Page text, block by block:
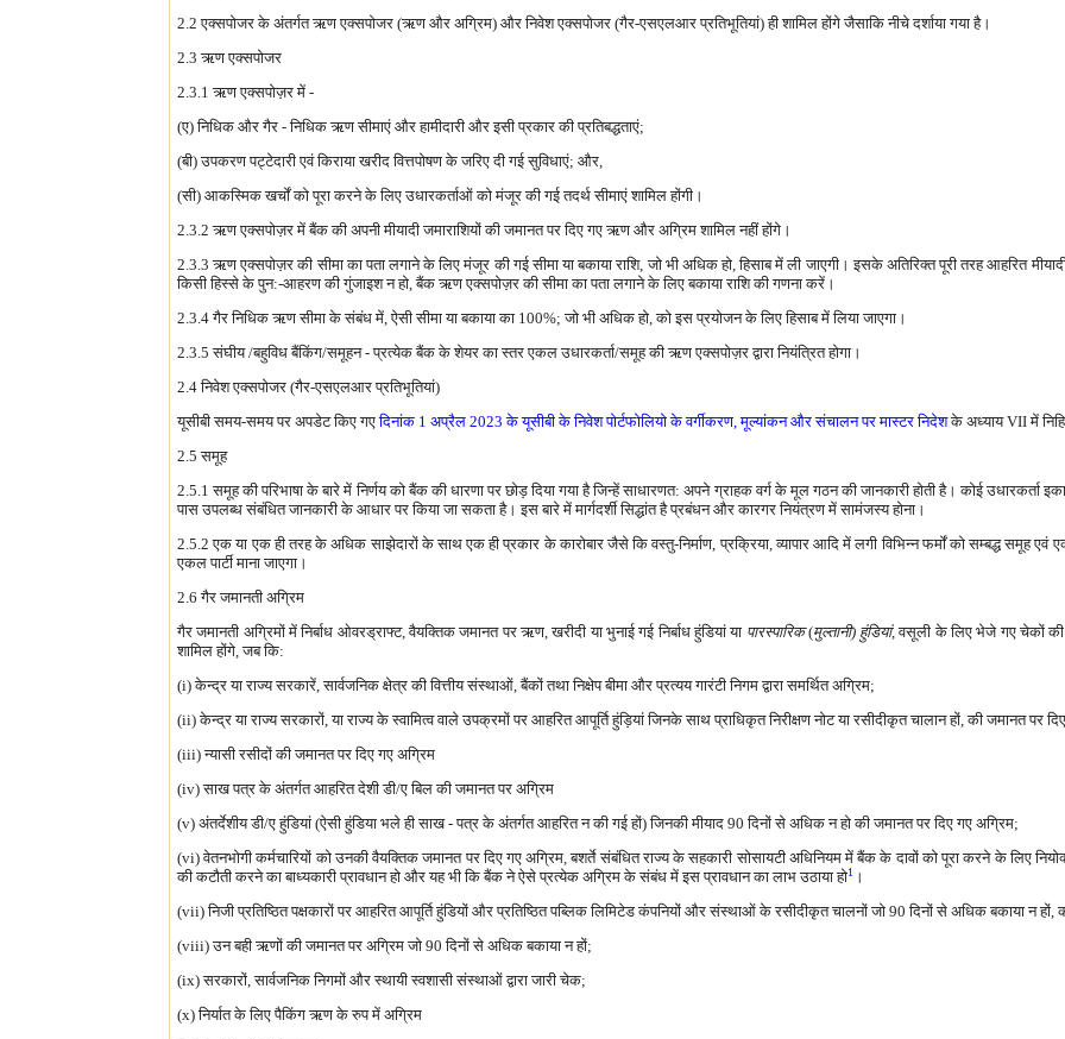
2.2 एक्सपोजर के अंतर्गत ऋण एक्सपोजर (ऋण और अग्रिम) और निवेश एक्सपोजर (गैर-एसएलआर प्रतिभूतियां) ही शामिल होंगे जैसाकि नीचे दर्शाया गया है।
2.3 ऋण एक्सपोजर
2.3.1 ऋण एक्सपोज़र में -
(ए) निधिक और गैर - निधिक ऋण सीमाएं और हामीदारी और इसी प्रकार की प्रतिबद्धताएं;
(बी) उपकरण पट्टेदारी एवं किराया खरीद वित्तपोषण के जरिए दी गई सुविधाएं; और,
(सी) आकस्मिक खर्चों को पूरा करने के लिए उधारकर्ताओं को मंजूर की गई तदर्थ सीमाएं शामिल होंगी।
2.3.2 ऋण एक्सपोज़र में बैंक की अपनी मीयादी जमाराशियों की जमानत पर दिए गए ऋण और अग्रिम शामिल नहीं होंगे।
2.3.3 ऋण एक्सपोज़र की सीमा का पता लगाने के लिए मंजूर की गई सीमा या बकाया राशि, जो भी अधिक हो, हिसाब में ली जाएगी। इसके अतिरिक्त पूरी तरह आहरित
किसी हिस्से के पुन:-आहरण की गुंजाइश न हो, बैंक ऋण एक्सपोज़र की सीमा का पता लगाने के लिए बकाया राशि की गणना करें।
2.3.4 गैर निधिक ऋण सीमा के संबंध में, ऐसी सीमा या बकाया का 100%; जो भी अधिक हो, को इस प्रयोजन के लिए हिसाब में लिया जाएगा।
2.3.5 संघीय /बहुविध बैंकिंग/समूहन - प्रत्येक बैंक के शेयर का स्तर एकल उधारकर्ता/समूह की ऋण एक्सपोज़र द्वारा नियंत्रित होगा।
2.4 निवेश एक्सपोजर (गैर-एसएलआर प्रतिभूतियां)
यूसीबी समय-समय पर अपडेट किए गएदिनांक 1 अप्रैल 2023 के यूसीबी के निवेश पोर्टफोलियो के वर्गीकरण, मूल्यांकन और संचालन पर मास्टर निदेशके अध्याय VII में निहित
2.5 समूह
2.5.1 समूह की परिभाषा के बारे में निर्णय को बैंक की धारणा पर छोड़ दिया गया है जिन्हें साधारणत: अपने ग्राहक वर्ग के मूल गठन की जानकारी होती है। कोई
पास उपलब्ध संबंधित जानकारी के आधार पर किया जा सकता है। इस बारे में मार्गदर्शी सिद्धांत है प्रबंधन और कारगर नियंत्रण में सामंजस्य होना।
2.5.2 एक या एक ही तरह के अधिक साझेदारों के साथ एक ही प्रकार के कारोबार जैसे कि वस्तु-निर्माण, प्रक्रिया, व्यापार आदि में लगी विभिन्न फर्मों को सम्बद्ध समूह एवं
एकल पार्टी माना जाएगा।
2.6 गैर जमानती अग्रिम
गैर जमानती अग्रिमों में निर्बाध ओवरड्राफ्ट, वैयक्तिक जमानत पर ऋण, खरीदी या भुनाई गई निर्बाध हुंडियां या पारस्पारिक(मुल्तानी) हुंडियां, वसूली के लिए भेजे गए चेकों
शामिल होंगे, जब कि:
(i) केन्द्र या राज्य सरकारें, सार्वजनिक क्षेत्र की वित्तीय संस्थाओं, बैंकों तथा निक्षेप बीमा और प्रत्यय गारंटी निगम द्वारा समर्थित अग्रिम;
(ii) केन्द्र या राज्य सरकारों, या राज्य के स्वामित्व वाले उपक्रमों पर आहरित आपूर्ति हुंड़ियां जिनके साथ प्राधिकृत निरीक्षण नोट या रसीदीकृत चालान हों, की जमानत पर
(iii) न्यासी रसीदों की जमानत पर दिए गए अग्रिम
(iv) साख पत्र के अंतर्गत आहरित देशी डी/ए बिल की जमानत पर अग्रिम
(v) अंतर्देशीय डी/ए हुंडियां (ऐसी हुंडिया भले ही साख - पत्र के अंतर्गत आहरित न की गई हों) जिनकी मीयाद 90 दिनों से अधिक न हो की जमानत पर दिए गए अग्रिम;
(vi) वेतनभोगी कर्मचारियों को उनकी वैयक्तिक जमानत पर दिए गए अग्रिम, बशर्ते संबंधित राज्य के सहकारी सोसायटी अधिनियम में बैंक के दावों को पूरा करने के लिए
की कटौती करने का बाध्यकारी प्रावधान हो और यह भी कि बैंक ने ऐसे प्रत्येक अग्रिम के संबंध में इस प्रावधान का लाभ उठाया हो1 ।
(vii) निजी प्रतिष्ठित पक्षकारों पर आहरित आपूर्ति हुंडियों और प्रतिष्ठित पब्लिक लिमिटेड कंपनियों और संस्थाओं के रसीदीकृत चालनों जो 90 दिनों से अधिक बकाया न हों,
(viii) उन बही ऋणों की जमानत पर अग्रिम जो 90 दिनों से अधिक बकाया न हों;
(ix) सरकारों, सार्वजनिक निगमों और स्थायी स्वशासी संस्थाओं द्वारा जारी चेक;
(x) निर्यात के लिए पैकिंग ऋण के रुप में अग्रिम